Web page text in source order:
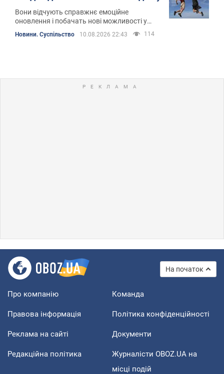
Вони відчують справжнє емоційне
оновлення і побачать нові можливості у
фінансах та особистому житті
Новини. Суспільство 10.08.2026 22:43 114
На початок
Про компанію Команда
Правова інформація Політика конфіденційності
Реклама на сайті Документи
Редакційна політика
Журналісти OBOZ.UA на
місці подій